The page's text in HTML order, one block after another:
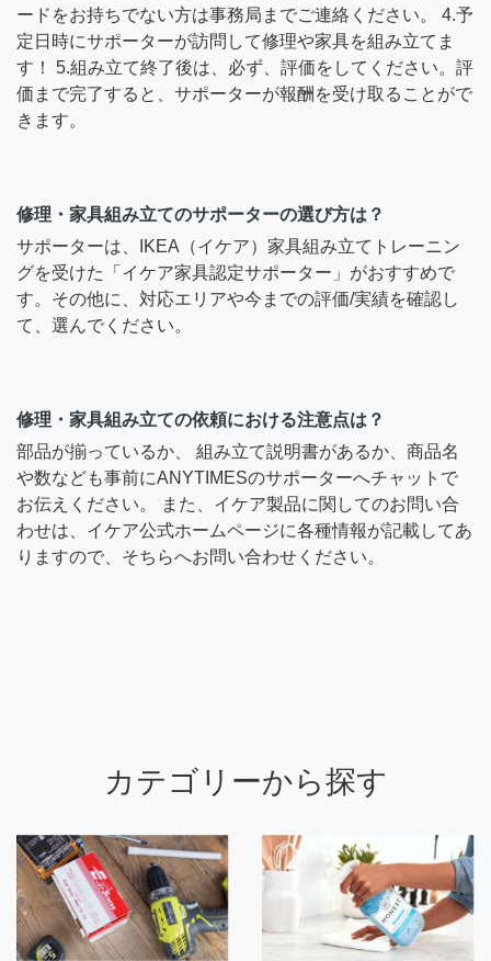
ードをお持ちでない方は事務局までご連絡ください。 4.予
定日時にサポーターが訪問して修理や家具を組み立てま
す！ 5.組み立て終了後は、必ず、評価をしてください。評
価まで完了すると、サポーターが報酬を受け取ることがで
きます。
修理・家具組み立てのサポーターの選び方は？
サポーターは、IKEA（イケア）家具組み立てトレーニン
グを受けた「イケア家具認定サポーター」がおすすめで
す。その他に、対応エリアや今までの評価/実績を確認し
て、選んでください。
修理・家具組み立ての依頼における注意点は？
部品が揃っているか、 組み立て説明書があるか、商品名
や数なども事前にANYTIMESのサポーターへチャットで
お伝えください。 また、イケア製品に関してのお問い合
わせは、イケア公式ホームページに各種情報が記載してあ
りますので、そちらへお問い合わせください。
カテゴリーから探す